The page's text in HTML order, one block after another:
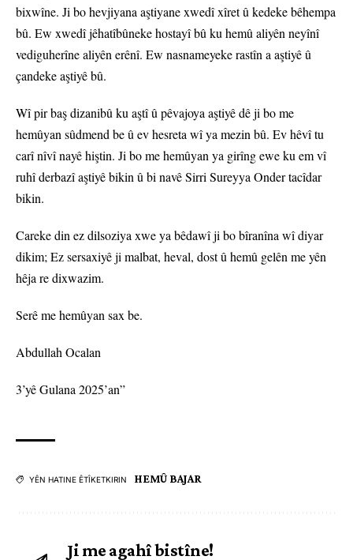
bixwîne. Ji bo hevjiyana aştiyane xwedî xîret û kedeke bêhempa
bû. Ew xwedî jêhatîbûneke hostayî bû ku hemû aliyên neyînî
vediguherîne aliyên erênî. Ew nasnameyeke rastîn a aştiyê û
çandeke aştiyê bû.
Wî pir baş dizanibû ku aştî û pêvajoya aştiyê dê ji bo me
hemûyan sûdmend be û ev hesreta wî ya mezin bû. Ev hêvî tu
carî nîvî nayê hiştin. Ji bo me hemûyan ya girîng ewe ku em vî
ruhî derbazî aştiyê bikin û bi navê Sirri Sureyya Onder tacîdar
bikin.
Careke din ez dilsoziya xwe ya bêdawî ji bo bîranîna wî diyar
dikim; Ez sersaxiyê ji malbat, heval, dost û hemû gelên me yên
hêja re dixwazim.
Serê me hemûyan sax be.
Abdullah Ocalan
3’yê Gulana 2025’an”
YÊN HATINE ÊTÎKETKIRIN HEMÛ BAJAR
Ji me agahî bistîne!